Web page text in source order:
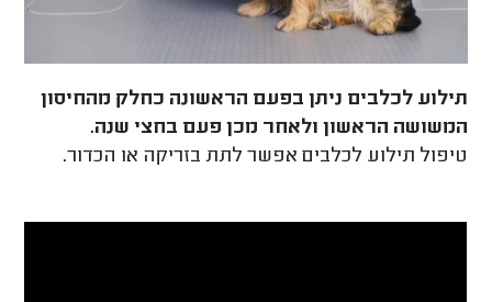
תילוע לכלבים ניתן בפעם הראשונה כחלק מהחיסון
המשושה הראשון ולאחר מכן פעם בחצי שנה.
טיפול תילוע לכלבים אפשר לתת בזריקה או הכדור.